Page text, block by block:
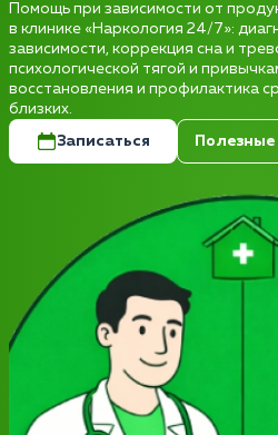
Помощь при зависимости от
в клинике «Наркология 24/7»:
зависимости, коррекция сна и
психологической тягой и
восстановления и профилактика
близких.
Записаться Полезные